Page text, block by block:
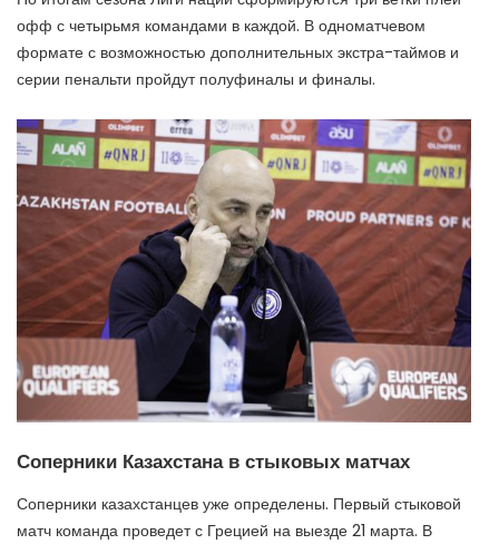
офф с четырьмя командами в каждой. В одноматчевом
формате с возможностью дополнительных экстра-таймов и
серии пенальти пройдут полуфиналы и финалы.
Соперники Казахстана в стыковых матчах
Соперники казахстанцев уже определены. Первый стыковой
матч команда проведет с Грецией на выезде 21 марта. В